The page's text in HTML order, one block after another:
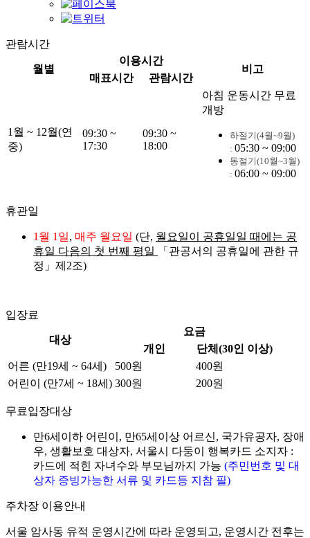
관람시간
월별
이용시간
비고
매표시간 관람시간
1월 ~ 12월(연
중)
09:30 ~
17:30
09:30 ~
18:00
아침 운동시간 무료
개방
하절기(4월~9월)
: 05:30 ~ 09:00
동절기(10월~3월)
: 06:00 ~ 09:00
휴관일
1월 1일, 매주 월요일 (단, 월요일이 공휴일일 때에는 공
휴일 다음의 첫 번째 평일
「관공서의 공휴일에 관한 규
정」제2조)
입장료
대상
요금
개인
단체(30인 이상)
어른 (만19세 ~ 64세)
500원
400원
어린이 (만7세 ~ 18세) 300원 200원
무료입장대상
만6세이하 어린이, 만65세이상 어르신, 국가유공자, 장애
우, 생활보호 대상자, 서울시 다둥이 행복카드 소지자 :
카드에 적힌 자녀수와 부모님까지 가능 (주민번호 및 대
상자 증빙가능한 서류 및 카드등 지참 필)
주차장 이용안내
서울 암사동 유적 운영시간에 따라 운영되고, 운영시간 전후는